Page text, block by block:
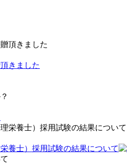
きました
養士）採用試験の結果について